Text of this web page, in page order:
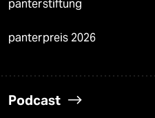
panterstiftung
panterpreis 2026
Podcast